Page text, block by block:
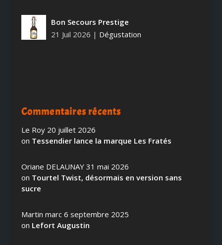
Bon Secours Prestige
21 Juil 2026 | Dégustation
Commentaires récents
Le Roy 20 juillet 2026
on Tessendier lance la marque Les Fratés
Oriane DELAUNAY 31 mai 2026
on Tourtel Twist, désormais en version sans
sucre
Martin marc 6 septembre 2025
on Lefort Augustin